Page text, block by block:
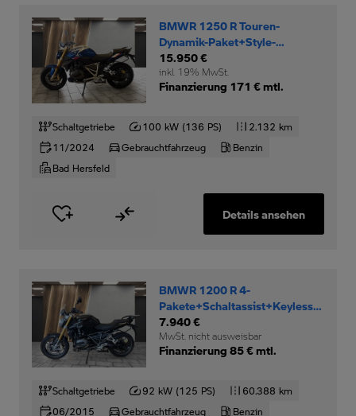
BMWR 1250 R Touren-
Dynamik-Paket+Style-
Sport+SZH+
15.950 €
inkl. 19% MwSt.
Finanzierung 171 € mtl.
Schaltgetriebe 100 kW (136 PS)
2.132 km
11/2024
Gebrauchtfahrzeug
Benzin
Bad Hersfeld
Details ansehen
BMWR 1200 R 4-
Pakete+Schaltassist+Keyless-
Ride+
7.940 €
MwSt. nicht ausweisbar
Finanzierung 85 € mtl.
Schaltgetriebe 92 kW (125 PS)
60.388 km
06/2015
Gebrauchtfahrzeug
Benzin